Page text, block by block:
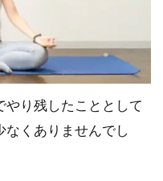
やり残したこととして
なくありませんでし